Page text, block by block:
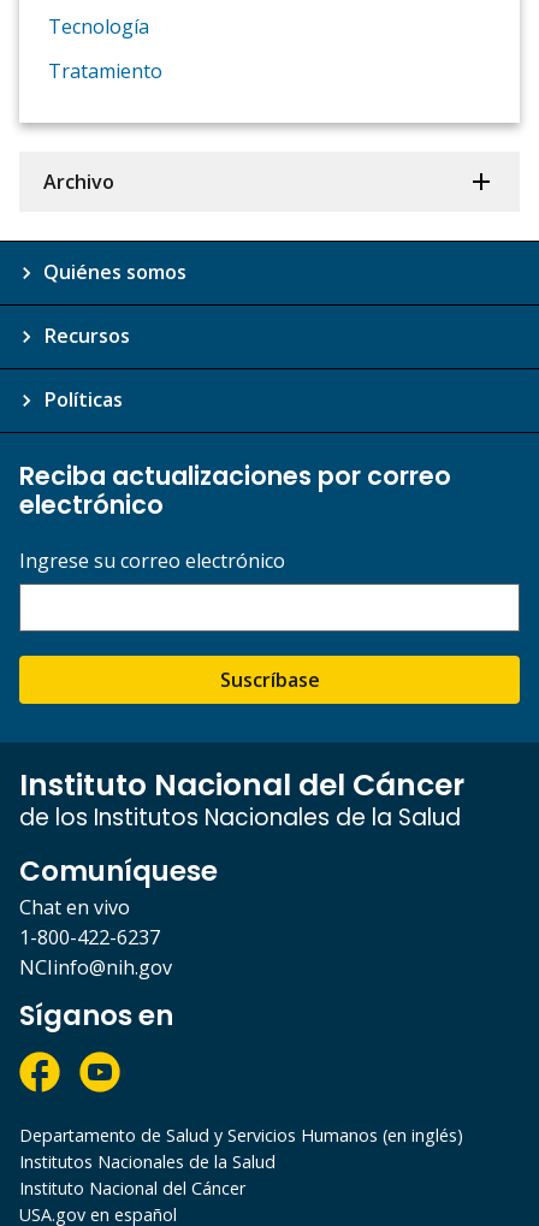
Tecnología
Tratamiento
Archivo
Quiénes somos
Recursos
Políticas
Reciba actualizaciones por correo
electrónico
Ingrese su correo electrónico
Suscríbase
Instituto Nacional del Cáncer
de los Institutos Nacionales de la Salud
Comuníquese
Chat en vivo
1-800-422-6237
NCIinfo@nih.gov
Síganos en
Departamento de Salud y Servicios Humanos (en inglés)
Institutos Nacionales de la Salud
Instituto Nacional del Cáncer
USA.gov en español